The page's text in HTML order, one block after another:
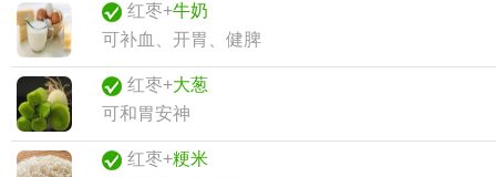
红枣+牛奶
可补血、开胃、健脾
红枣+大葱
可和胃安神
红枣+粳米